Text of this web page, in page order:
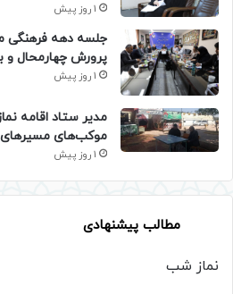
1 روز پیش
جلسه دهه فرهنگی
پرورش چهارمحال و
1 روز پیش
مدیر ستاد اقامه
موکب‌های مسیرهای
1 روز پیش
مطالب پیشنهادی
نماز شب